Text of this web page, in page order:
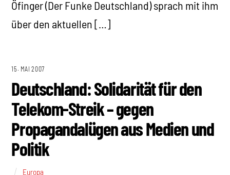
Öfinger (Der Funke Deutschland) sprach mit ihm
über den aktuellen […]
15. MAI 2007
Deutschland: Solidarität für den
Telekom-Streik – gegen
Propagandalügen aus Medien und
Politik
Europa